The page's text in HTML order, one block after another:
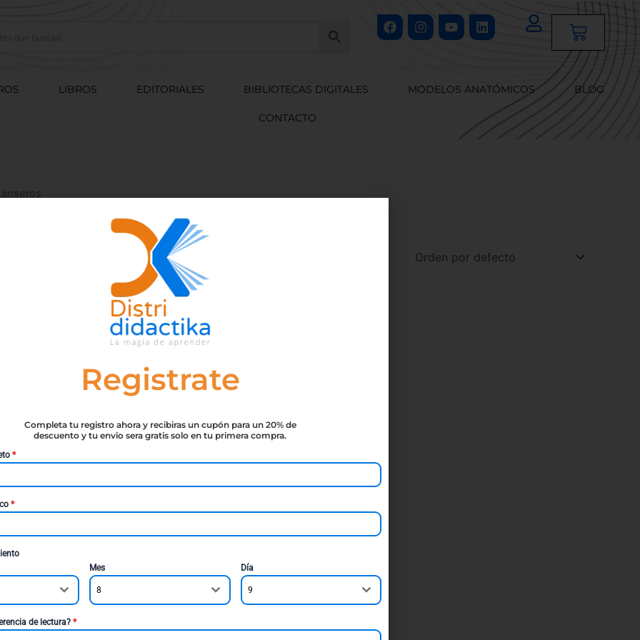
FacebookInstagram
YoutubeLinkedin
Cart
LIBROS EDITORIALES BIBLIOTECAS DIGITALES MODELOS ANATÓMICOS BLOG
CONTACTO
Registrate
Completa tu registro ahora y recibiras un cupón para un 20% de
descuento y tu envio sera gratis solo en tu primera compra.
*
*
Mes
8
Día
9
de lectura? *